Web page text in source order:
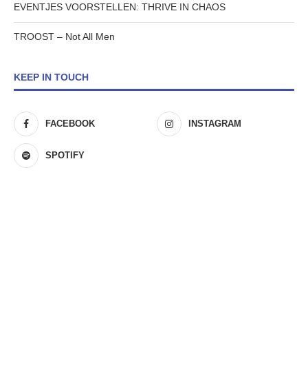
EVENTJES VOORSTELLEN: THRIVE IN CHAOS
TROOST – Not All Men
KEEP IN TOUCH
FACEBOOK INSTAGRAM
SPOTIFY